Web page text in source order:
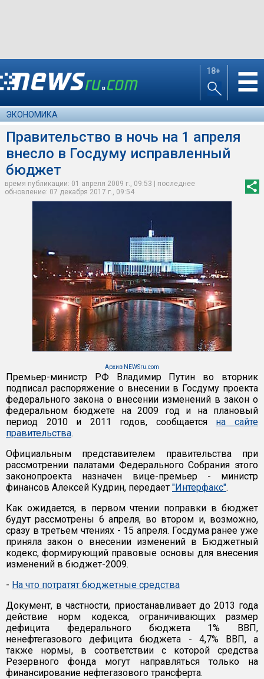
18+ ☰
ЭКОНОМИКА
Правительство в ночь на 1 апреля
внесло в Госдуму исправленный
бюджет
время публикации: 01 апреля 2009 г., 09:53 | последнее
обновление: 07 декабря 2017 г., 09:54
Архив NEWSru.com
Премьер-министр РФ Владимир Путин во вторник
подписал распоряжение о внесении в Госдуму проекта
федерального закона о внесении изменений в закон о
федеральном бюджете на 2009 год и на плановый
период 2010 и 2011 годов, сообщается на сайте
правительства.
Официальным представителем правительства при
рассмотрении палатами Федерального Собрания этого
законопроекта назначен вице-премьер - министр
финансов Алексей Кудрин, передает "Интерфакс".
Как ожидается, в первом чтении поправки в бюджет
будут рассмотрены 6 апреля, во втором и, возможно,
сразу в третьем чтениях - 15 апреля. Госдума ранее уже
приняла закон о внесении изменений в Бюджетный
кодекс, формирующий правовые основы для внесения
изменений в бюджет-2009.
- На что потратят бюджетные средства
Документ, в частности, приостанавливает до 2013 года
действие норм кодекса, ограничивающих размер
дефицита федерального бюджета 1% ВВП,
ненефтегазового дефицита бюджета - 4,7% ВВП, а
также нормы, в соответствии с которой средства
Резервного фонда могут направляться только на
финансирование нефтегазового трансферта.